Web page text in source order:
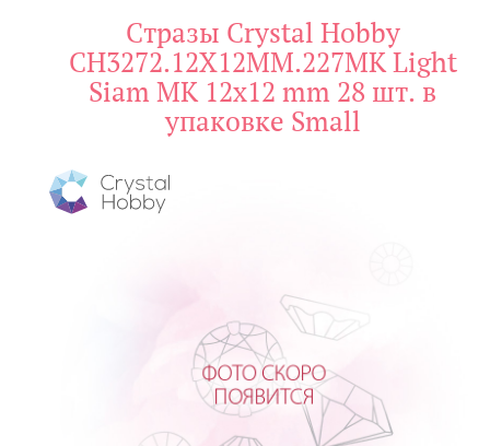
Стразы Crystal Hobby
CH3272.12X12MM.227MK Light
Siam MK 12x12 mm 28 шт. в
упаковке Small